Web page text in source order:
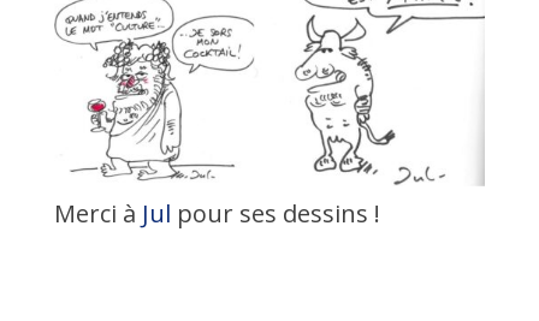
Merci à Jul pour ses dessins !